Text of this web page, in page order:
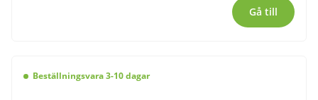
Gå till
Beställningsvara 3-10 dagar